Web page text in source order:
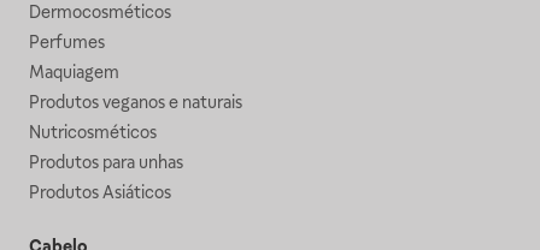
Dermocosméticos
Perfumes
Maquiagem
Produtos veganos e naturais
Nutricosméticos
Produtos para unhas
Produtos Asiáticos